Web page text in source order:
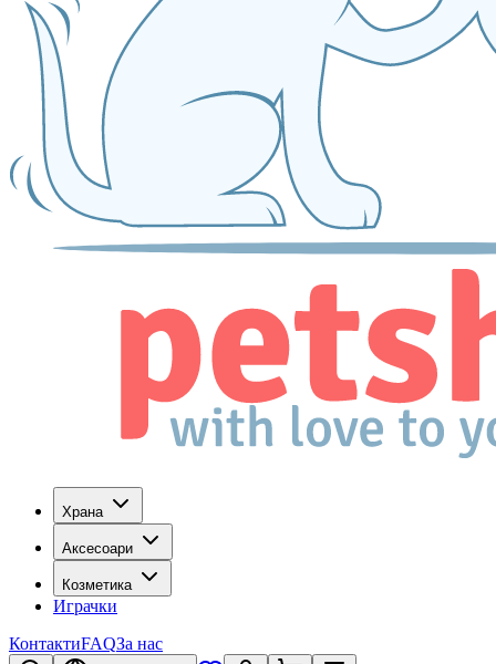
Храна
Аксесоари
Козметика
Играчки
КонтактиFAQЗа нас